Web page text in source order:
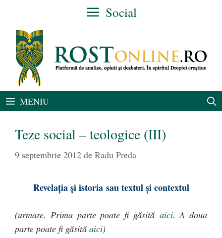
conținut
Social
MENIU
Teze social – teologice (III)
9 septembrie 2012 de Radu Preda
Revelaţia şi istoria sau textul şi contextul
(urmare. Prima parte poate fi găsită aici. A doua
parte poate fi găsită aici)